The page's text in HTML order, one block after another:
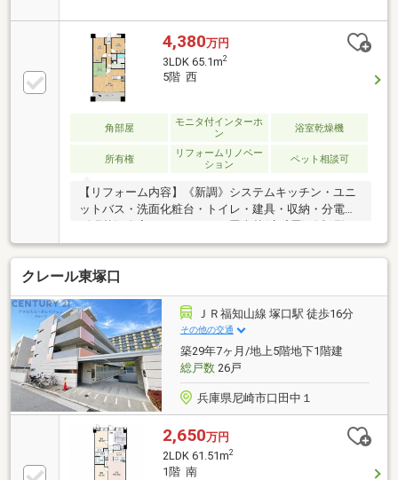
新高店 徒歩5分◎物件のポイント◆気になる水回り設
備一式・全室クロス・床（一部）等リフォーム歴有◆
キッチンはトクラス製（タッチレス水栓）を採用 ◆15
階建12階部分の上層階につき、バルコニーからは爽快
な景色が広がります◆ペット飼育可能物件（制限有・
1匹迄）◆家具の配置に困らないアウトポール設計※当
社ではネットで他社様が広告している物件も同時に紹
介・案内可能です。併せて内覧を希望される際は、担
当者までお申し付け下さい。
4,380万円
3LDK 65.1m2
5階 西
角部屋
モニタ付インターホ
ン
浴室乾燥機
所有権
リフォームリノベー
ション
ペット相談可
【リフォーム内容】《新調》システムキッチン・ユニ
ットバス・洗面化粧台・トイレ・建具・収納・分電盤
全室フローリング□5階部分角部屋につき陽当り、通風
良好♪■3沿線3駅利用可能♪□ペット飼育可能♪■陽当り
が良く明るいお部屋です♪□各居室に収納スペースがご
ざいます♪周辺環境・スーパーマルハチ野中北店まで
約240m・ファミリーマート野中北店まで 約3600m・
万代淀川新高店まで 約480m・イオンタウン淀川三国
まで 約630m弊社販売窓口ですのでお気軽にお問い合
わせください（＾＾）
クレール東塚口
ＪＲ福知山線 塚口駅 徒歩16分
その他の交通
築29年7ヶ月/地上5階地下1階建
総戸数26戸
兵庫県尼崎市口田中１
2,650万円
2LDK 61.51m2
1階 南